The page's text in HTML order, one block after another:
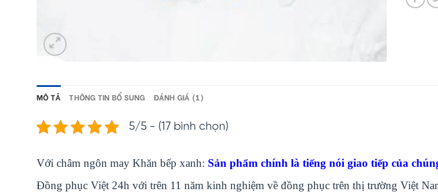
MÔ TẢ THÔNG TIN BỔ SUNG ĐÁNH GIÁ (1)
5/5 - (17 bình chọn)
Với châm ngôn may Khăn bếp xanh: Sản phẩm chính là tiếng nói giao tiếp của
Đồng phục Việt 24h với trên 11 năm kinh nghiệm về đồng phục trên thị trường Việt